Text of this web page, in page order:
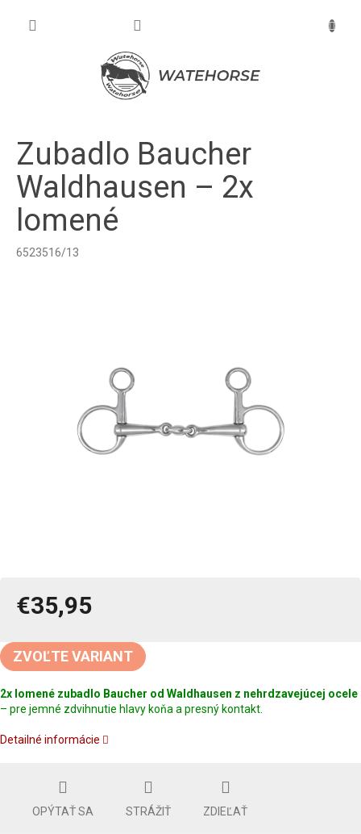
Zubadlo Baucher
Waldhausen – 2x
lomené
6523516/13
€35,95
cena:
ZVOĽTE VARIANT
2x lomené zubadlo Baucher od Waldhausen z nehrdzavejúcej ocele
– pre jemné zdvihnutie hlavy koňa a presný kontakt.
Detailné informácie
OPÝTAŤ SA STRÁŽIŤ ZDIEĽAŤ